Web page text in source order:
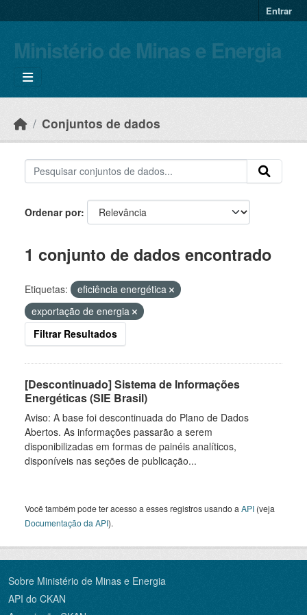
Entrar
Ministério de Minas e Energia
Conjuntos de dados
Ordenar por
1 conjunto de dados encontrado
Etiquetas:
eficiência energética
exportação de energia
Filtrar Resultados
[Descontinuado] Sistema de Informações
Energéticas (SIE Brasil)
Aviso: A base foi descontinuada do Plano de Dados
Abertos. As informações passarão a serem
disponibilizadas em formas de painéis analíticos,
disponíveis nas seções de publicação...
Você também pode ter acesso a esses registros usando a API (veja
Documentação da API).
Sobre Ministério de Minas e Energia
API do CKAN